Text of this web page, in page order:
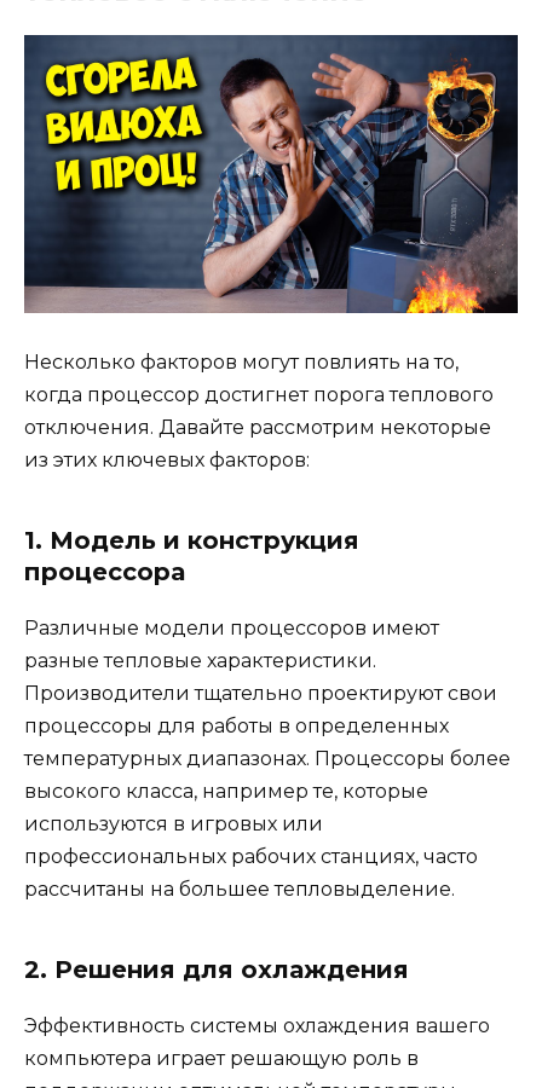
Несколько факторов могут повлиять на то,
когда процессор достигнет порога теплового
отключения. Давайте рассмотрим некоторые
из этих ключевых факторов:
1. Модель и конструкция
процессора
Различные модели процессоров имеют
разные тепловые характеристики.
Производители тщательно проектируют свои
процессоры для работы в определенных
температурных диапазонах. Процессоры более
высокого класса, например те, которые
используются в игровых или
профессиональных рабочих станциях, часто
рассчитаны на большее тепловыделение.
2. Решения для охлаждения
Эффективность системы охлаждения вашего
компьютера играет решающую роль в